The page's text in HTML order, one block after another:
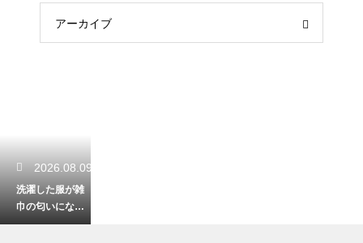
アーカイブ
2026.08.09
洗濯した服が雑
巾の匂いにな
る！嫌な悪臭を